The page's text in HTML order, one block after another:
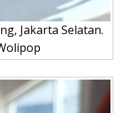
Jakarta Selatan.